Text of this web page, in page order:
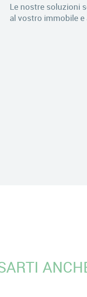
Le nostre soluzioni
al vostro immobile